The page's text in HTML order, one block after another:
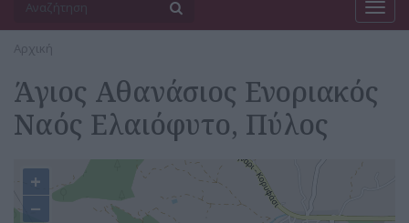
Αρχική
Άγιος Αθανάσιος Ενοριακός
Ναός Ελαιόφυτο, Πύλος
+
−